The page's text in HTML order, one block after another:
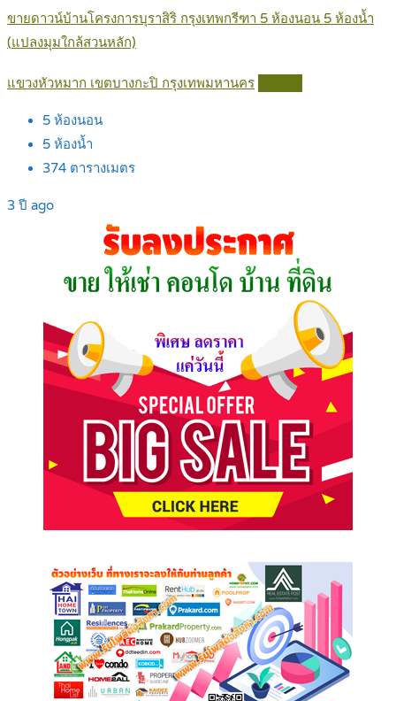
ขายดาวน์บ้านโครงการบุราสิริ กรุงเทพกรีฑา 5 ห้องนอน 5 ห้องน้ำ
(แปลงมุมใกล้สวนหลัก)
แขวงหัวหมาก เขตบางกะปิ กรุงเทพมหานคร
5 ห้องนอน
5 ห้องน้ำ
374 ตารางเมตร
3 ปี ago